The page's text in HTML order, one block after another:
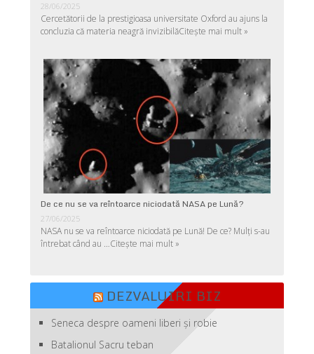
28/06/2025
Cercetătorii de la prestigioasa universitate Oxford au ajuns la
concluzia că materia neagră invizibilăCitește mai mult »
De ce nu se va reîntoarce niciodată NASA pe Lună?
27/06/2025
NASA nu se va reîntoarce niciodată pe Lună! De ce? Mulţi s-au
întrebat când au …Citește mai mult »
DEZVALUIRI BIZ
Seneca despre oameni liberi şi robie
Batalionul Sacru teban